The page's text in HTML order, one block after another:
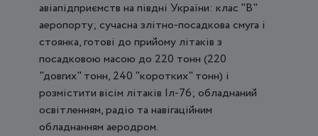
авіапідприємств на півдні України: клас "В"
аеропорту; сучасна злітно-посадкова смуга і
стоянка, готові до прийому літаків з
посадковою масою до 220 тонн (220
"довгих" тонн, 240 "коротких" тонн) і
розмістити вісім літаків Іл-76; обладнаний
освітленням, радіо та навігаційним
обладнанням аеродром.